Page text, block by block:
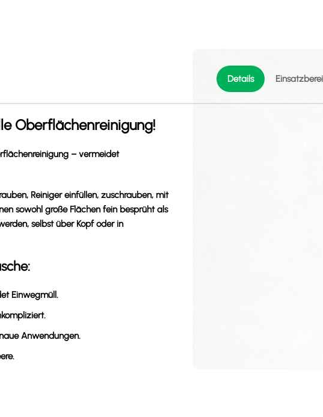
Oberflächenreinigung!
– vermeidet
Reiniger einfüllen, zuschrauben, mit
sowohl große Flächen fein besprüht als
selbst über Kopf oder in
Einwegmüll.
Anwendungen.
Details